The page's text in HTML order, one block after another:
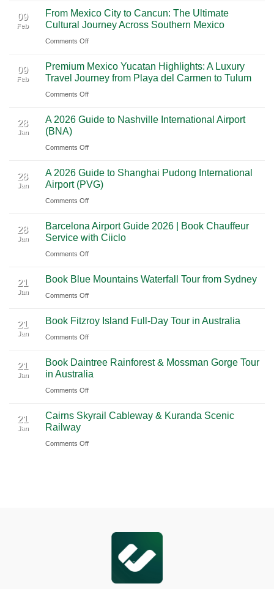
5
From
Las
A
Scenic
Road
Through
National
09
Feb
From Mexico City to Cancun: The Ultimate
Cultural Journey Across Southern Mexico
Comments Offon
Mexico
City
to
The
Cultural
Across
Southern
Mexico
09
Feb
Premium Mexico Yucatan Highlights: A Luxury
Travel Journey from Playa del Carmen to Tulum
Comments Offon
Mexico
Highlights:
Luxury
Travel
Journey
Playa
del
Carmen
Tulum
28
Jan
A 2026 Guide to Nashville International Airport
(BNA)
Comments Offon
2026
Guide
to
International
Airport
(BNA)
28
Jan
A 2026 Guide to Shanghai Pudong International
Airport (PVG)
Comments Offon
2026
Guide
to
Pudong
International
(PVG)
28
Jan
Barcelona Airport Guide 2026 | Book Chauffeur
Service with Ciiclo
Comments Offon
Airport
Guide
|
Book
Service
with
Ciiclo
21
Jan
Book Blue Mountains Waterfall Tour from Sydney
Comments Offon
Blue
Mountains
Tour
from
Sydney
21
Jan
Book Fitzroy Island Full-Day Tour in Australia
Comments Offon
Fitzroy
Island
Full-
Tour
Australia
21
Jan
Book Daintree Rainforest & Mossman Gorge Tour
in Australia
Comments Offon
Daintree
&
21
Jan
Cairns Skyrail Cableway & Kuranda Scenic
Railway
Comments Offon